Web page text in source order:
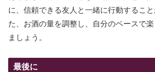
に、信頼できる友人と一緒に行動するこ
た、お酒の量を調整し、自分のペースで
ましょう。
最後に